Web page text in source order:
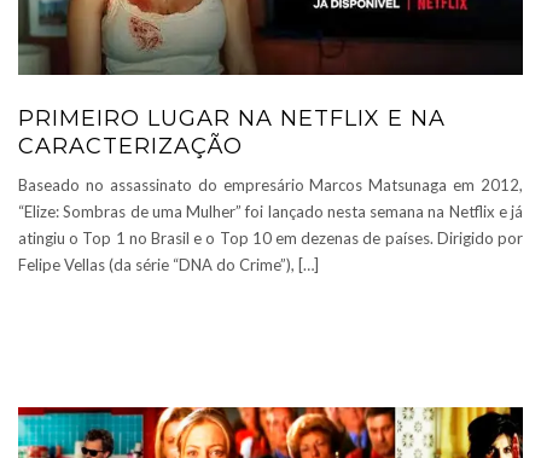
PRIMEIRO LUGAR NA NETFLIX E NA
CARACTERIZAÇÃO
Baseado no assassinato do empresário Marcos Matsunaga em 2012,
“Elize: Sombras de uma Mulher” foi lançado nesta semana na Netflix e já
atingiu o Top 1 no Brasil e o Top 10 em dezenas de países. Dirigido por
Felipe Vellas (da série “DNA do Crime”), […]